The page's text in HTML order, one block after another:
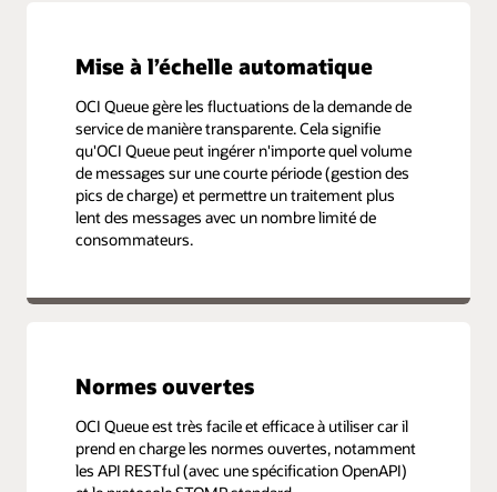
Mise à l’échelle automatique
OCI Queue gère les fluctuations de la demande de
service de manière transparente. Cela signifie
qu'OCI Queue peut ingérer n'importe quel volume
de messages sur une courte période (gestion des
pics de charge) et permettre un traitement plus
lent des messages avec un nombre limité de
consommateurs.
Normes ouvertes
OCI Queue est très facile et efficace à utiliser car il
prend en charge les normes ouvertes, notamment
les API RESTful (avec une spécification OpenAPI)